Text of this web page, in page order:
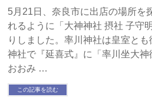
5月21日、奈良市に出店の場所を
れるように「大神神社 摂社 子
りしました。率川神社は皇室と
神社で『延喜式』に「率川坐大
おおみ …
この記事を読む